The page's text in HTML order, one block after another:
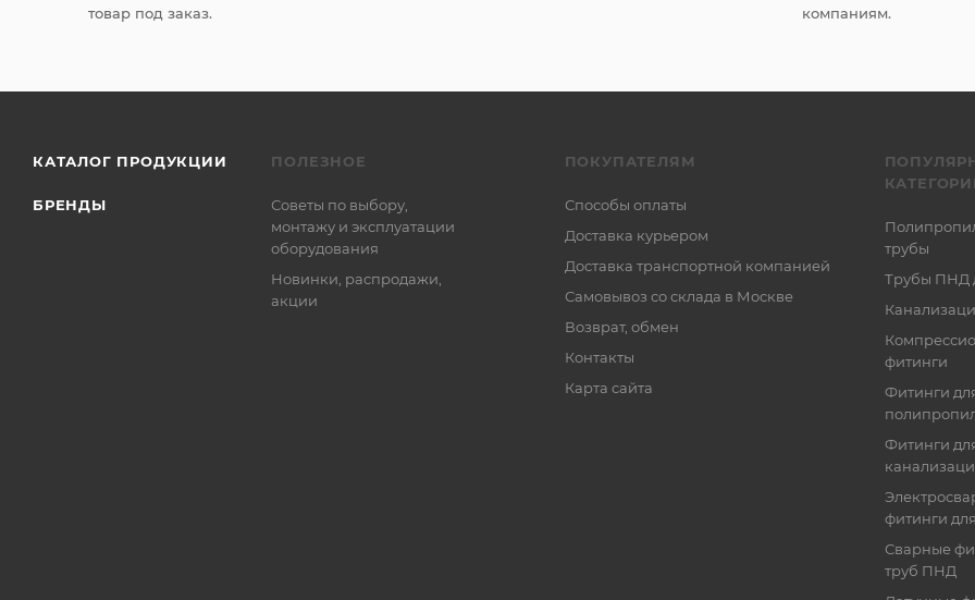
товар под заказ.
компаниям.
КАТАЛОГ ПРОДУКЦИИ
БРЕНДЫ
ПОЛЕЗНОЕ
Советы по выбору,
монтажу и эксплуатации
оборудования
Новинки, распродажи,
акции
ПОКУПАТЕЛЯМ
Способы оплаты
Доставка курьером
Доставка транспортной компанией
Самовывоз со склада в Москве
Возврат, обмен
Контакты
Карта сайта
трубы
Трубы ПНД
фитинги
Фитинги
Фитинги
фитинги
Сварные
труб ПНД